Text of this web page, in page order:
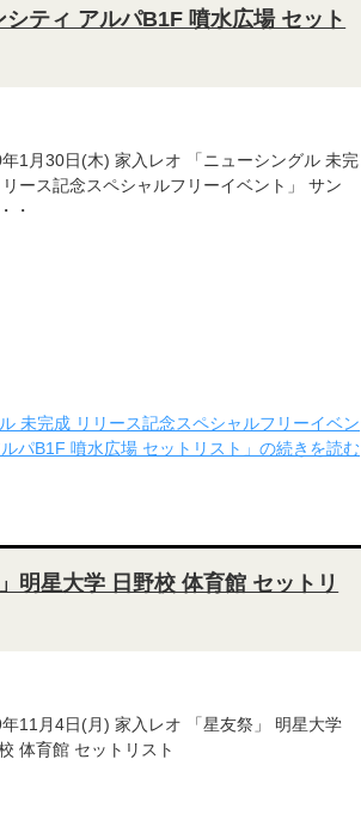
ティ アルパB1F 噴水広場 セット
1月30日(木) 家入レオ 「ニューシングル 未完
ース記念スペシャルフリーイベント」 サン
・
未完成 リリース記念スペシャルフリーイベン
パB1F 噴水広場 セットリスト」の続きを読む
明星大学 日野校 体育館 セットリ
11月4日(月) 家入レオ 「星友祭」 明星大学
体育館 セットリスト